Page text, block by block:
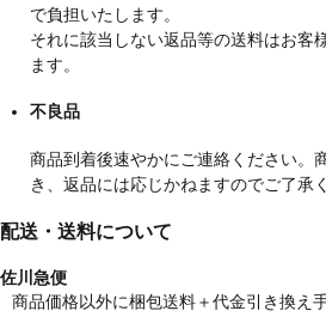
で負担いたします。
それに該当しない返品等の送料はお客
ます。
不良品
商品到着後速やかにご連絡ください。
き、返品には応じかねますのでご了承
配送・送料について
佐川急便
商品価格以外に梱包送料＋代金引き換え